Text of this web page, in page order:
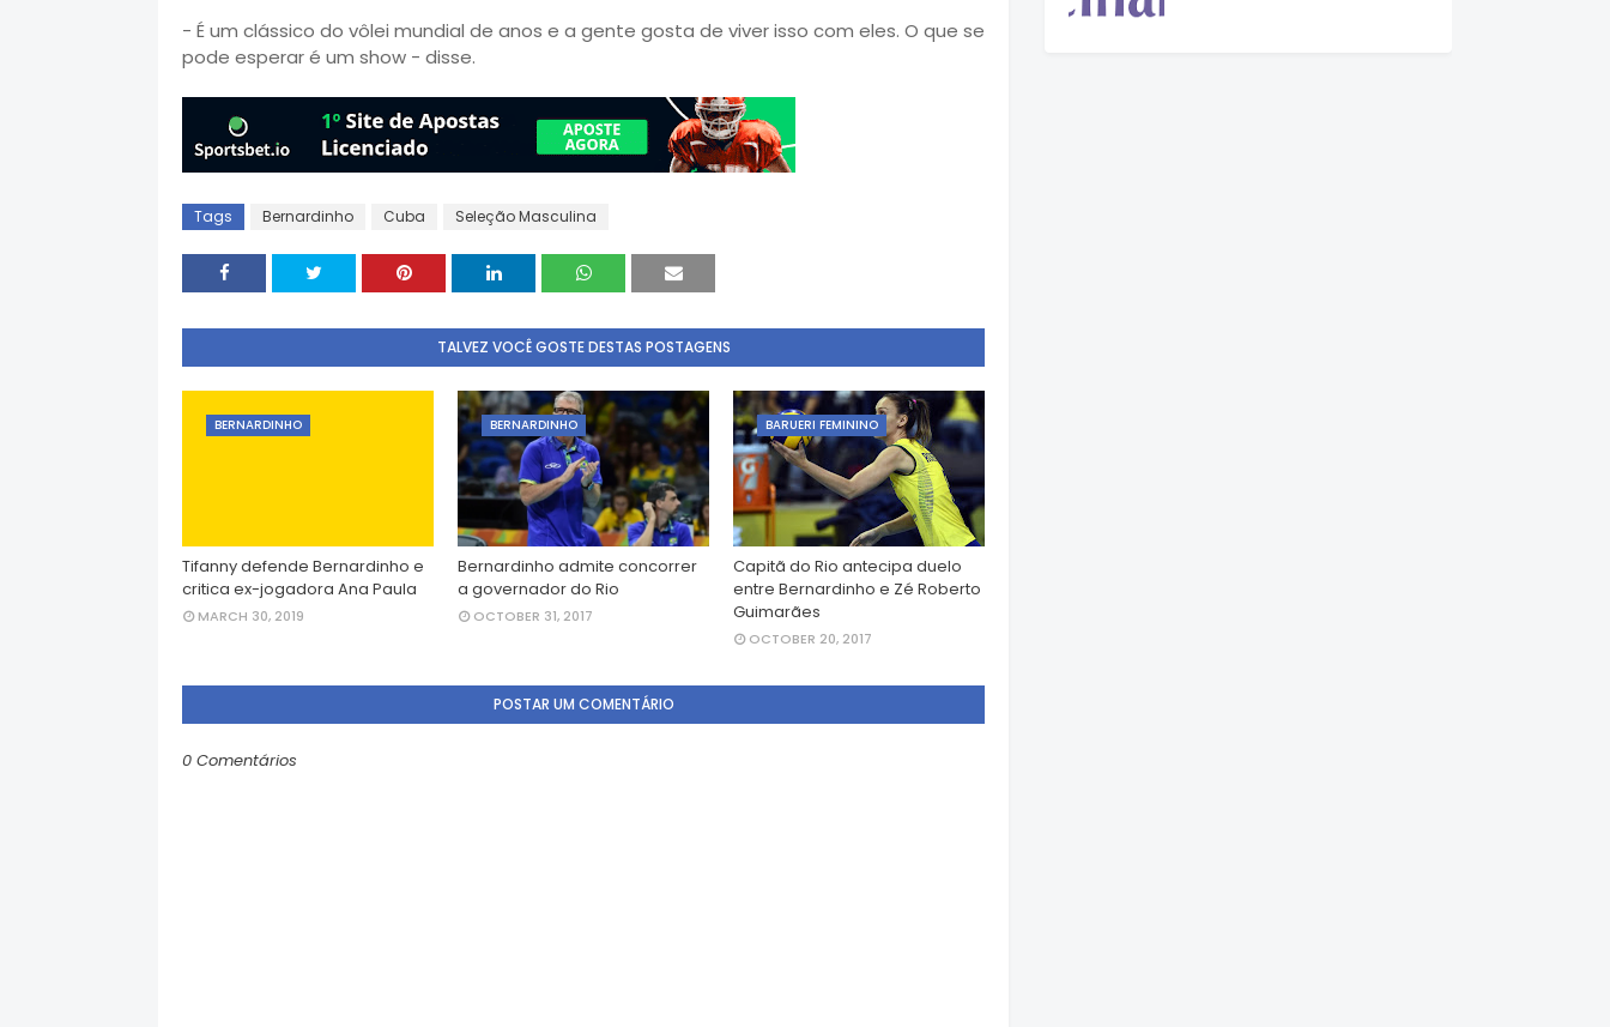
- É um clássico do vôlei mundial de anos e a gente gosta de viver isso com eles. O que se
pode esperar é um show - disse.
Tags Bernardinho Cuba Seleção Masculina
TALVEZ VOCÊ GOSTE DESTAS POSTAGENS
BERNARDINHO
Tifanny defende Bernardinho e
critica ex-jogadora Ana Paula
MARCH 30, 2019
BERNARDINHO
Bernardinho admite concorrer
a governador do Rio
OCTOBER 31, 2017
BARUERI FEMININO
Capitã do Rio antecipa duelo
entre Bernardinho e Zé Roberto
Guimarães
OCTOBER 20, 2017
POSTAR UM COMENTÁRIO
0 Comentários